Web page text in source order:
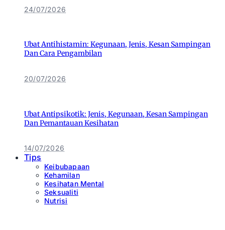
24/07/2026
Ubat Antihistamin: Kegunaan, Jenis, Kesan Sampingan
Dan Cara Pengambilan
20/07/2026
Ubat Antipsikotik: Jenis, Kegunaan, Kesan Sampingan
Dan Pemantauan Kesihatan
14/07/2026
Tips
Keibubapaan
Kehamilan
Kesihatan Mental
Seksualiti
Nutrisi